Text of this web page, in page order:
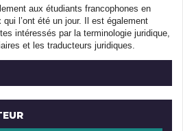
aux étudiants francophones en
l’ont été un jour. Il est également
intéressés par la terminologie juridique,
et les traducteurs juridiques.